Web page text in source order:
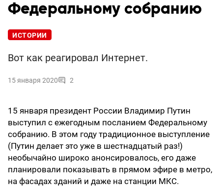
Федеральному собранию
ИСТОРИИ
Вот как реагировал Интернет.
15 января 2020 2
15 января президент России Владимир Путин
выступил с ежегодным посланием Федеральному
собранию. В этом году традиционное выступление
(Путин делает это уже в шестнадцатый раз!)
необычайно широко анонсировалось, его даже
планировали показывать в прямом эфире в метро,
на фасадах зданий и даже на станции МКС.